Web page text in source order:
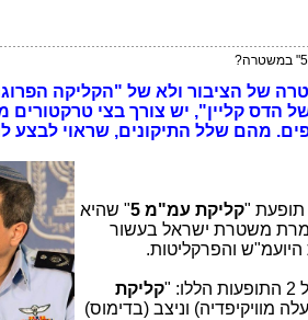
של הציבור ולא של "הקליקה
5", שתפרה את תיקי האלפים. מהם שלל התיקונים, שראוי
"קליקת עמ"מ 5
" שהיא
משטרת ישראל בעשור
והפרקליטות.
"
קליקת
מוויקיפדיה) וניצב (בדימוס)